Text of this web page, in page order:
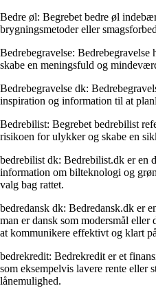
Bedre øl: Begrebet bedre øl
brygningsmetoder eller
Bedrebegravelse:
skabe en meningsfuld og
Bedrebegravelse dk:
inspiration og information til at
Bedrebilist: Begrebet bedrebilist
risikoen for ulykker og skabe en
bedrebilist dk: Bedrebilist.dk er en
information om bilteknologi og
valg bag rattet.
bedredansk dk: Bedredansk.dk er
man er dansk som modersmål
at kommunikere effektivt og klart
bedrekredit: Bedrekredit er et
som eksempelvis lavere rente
lånemulighed.